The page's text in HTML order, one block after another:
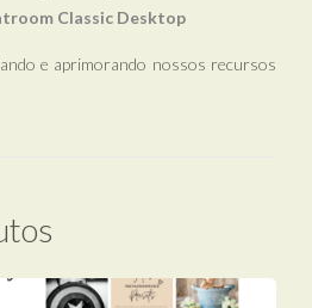
Classic Desktop
e aprimorando nossos recursos